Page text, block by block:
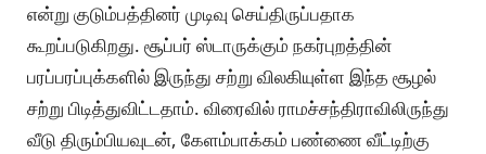
என்று குடும்பத்தினர் முடிவு செய்திருப்பதாக
கூறப்படுகிறது. சூப்பர் ஸ்டாருக்கும் நகர்புறத்தின்
பரப்பரப்புக்களில் இருந்து சற்று விலகியுள்ள இந்த சூழல்
சற்று பிடித்துவிட்டதாம். விரைவில் ராமச்சந்திராவிலிருந்து
வீடு திரும்பியவுடன், கேளம்பாக்கம் பண்ணை வீட்டிற்கு